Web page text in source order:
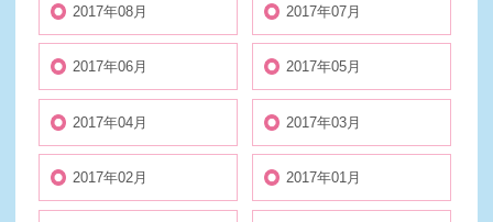
2017年08月 2017年07月
2017年06月 2017年05月
2017年04月 2017年03月
2017年02月 2017年01月